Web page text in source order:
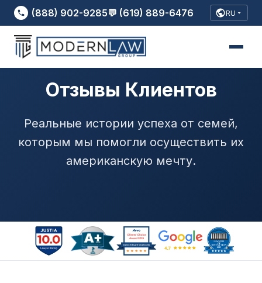
(888) 902-9285💬 (619) 889-6476 RU
Отзывы Клиентов
Реальные истории успеха от семей,
которым мы помогли осуществить их
американскую мечту.